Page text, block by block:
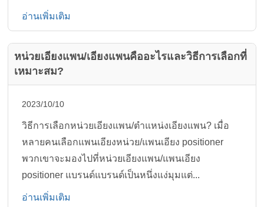
อ่านเพิ่มเติม
หน่วยเอียงแพน/เอียงแพนคืออะไรและวิธีการเลือกที่
เหมาะสม?
2023/10/10
วิธีการเลือกหน่วยเอียงแพน/ตำแหน่งเอียงแพน? เมื่อ
หลายคนเลือกแพนเอียงหน่วย/แพนเอียง positioner
พวกเขาจะมองไปที่หน่วยเอียงแพน/แพนเอียง
positioner แบรนด์แบรนด์เป็นหนึ่งแง่มุมแต่...
อ่านเพิ่มเติม